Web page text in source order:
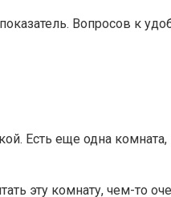
Вопросов к
Есть еще одна
эту комнату, чем-то